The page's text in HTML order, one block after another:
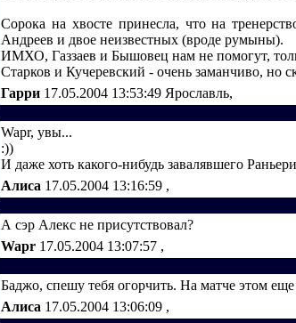
Сорока на хвосте принесла, что на
Андреев и двое неизвестных (вроде румыны).
ИМХО, Газзаев и Бышовец нам не помогут,
Старков и Кучеревский - очень заманчиво, но
Гарри 17.05.2004 13:53:49 Ярославль,
Wapr, увы...
:))
И даже хоть какого-нибудь завалявшего
Алиса 17.05.2004 13:16:59 ,
А сэр Алекс не присутствовал?
Wapr 17.05.2004 13:07:57 ,
Баджо, спешу тебя огорчить. На матче этом еще
Алиса 17.05.2004 13:06:09 ,